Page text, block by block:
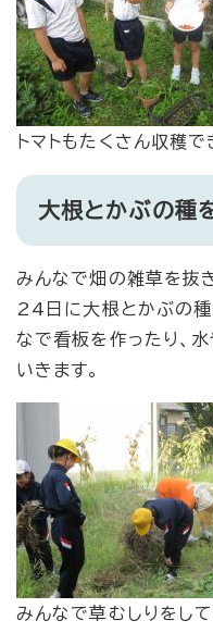
トマトもたくさん収穫で
大根とかぶの種
みんなで畑の雑草を抜
24日に大根とかぶの種
なで看板を作ったり、
いきます。
みんなで草むしりをし